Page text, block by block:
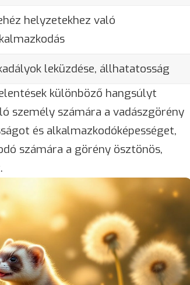
helyzetekhez való
leküzdése, állhatatosság
különböző hangsúlyt
személy számára a vadászgörény
és alkalmazkodóképességet,
számára a görény ösztönös,